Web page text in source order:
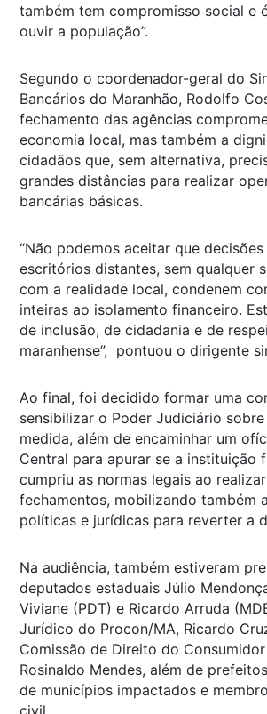
também tem compromisso social e
ouvir a população”.
Segundo o coordenador-geral do
Bancários do Maranhão, Rodolfo
fechamento das agências
economia local, mas também a
cidadãos que, sem alternativa,
grandes distâncias para realizar
bancárias básicas.
“Não podemos aceitar que
escritórios distantes, sem qualquer
com a realidade local, condenem
inteiras ao isolamento financeiro.
de inclusão, de cidadania e de
maranhense”, pontuou o dirigente
Ao final, foi decidido formar uma
sensibilizar o Poder Judiciário
medida, além de encaminhar um
Central para apurar se a instituição
cumpriu as normas legais ao
fechamentos, mobilizando também
políticas e jurídicas para reverter a
Na audiência, também estiveram
deputados estaduais Júlio
Viviane (PDT) e Ricardo Arruda
Jurídico do Procon/MA, Ricardo
Comissão de Direito do Consumidor
Rosinaldo Mendes, além de
de municípios impactados e
civil.